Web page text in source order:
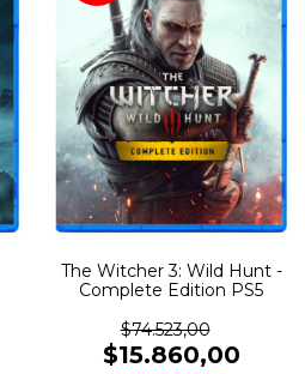
The Witcher 3: Wild Hunt -
Complete Edition PS5
$74.523,00
$15.860,00